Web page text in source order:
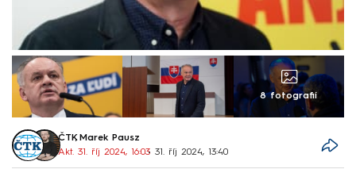
8 fotografií
ČTK, Marek Pausz
Akt. 31. říj 2024, 16:03• 31. říj 2024, 13:40